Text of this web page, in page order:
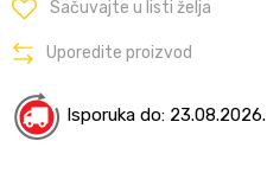
Sačuvajte u listi želja
Uporedite proizvod
Isporuka do: 23.08.2026.